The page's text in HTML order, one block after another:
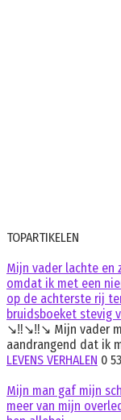
TOPARTIKELEN
Mijn vader lachte
omdat ik met een
op de achterste rij
bruidsboeket stevig
↘️‼️↘️‼️↘️ Mijn vader
aandrangend dat ik
LEVENS VERHALEN 0
Mijn man gaf mijn
meer van mijn